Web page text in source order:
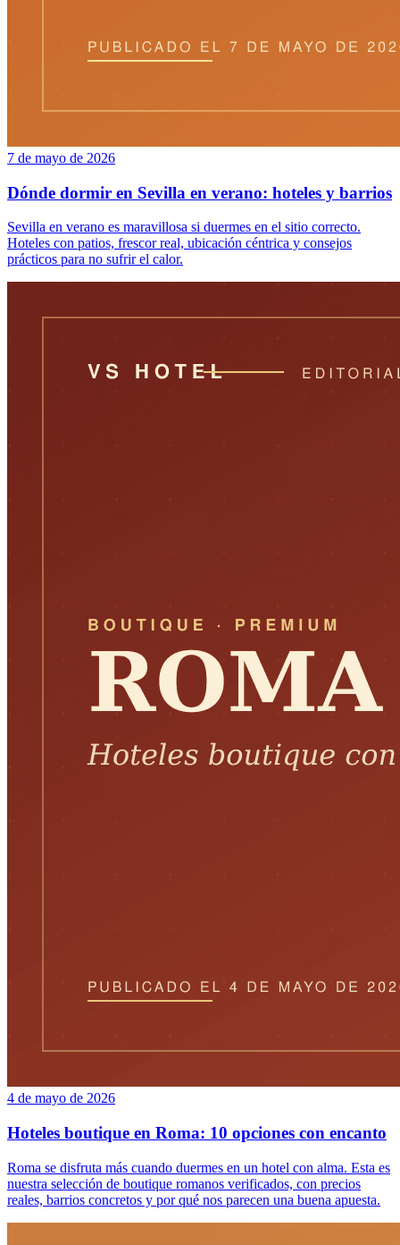
7 de mayo de 2026
Dónde dormir en Sevilla en verano: hoteles y barrios
Sevilla en verano es maravillosa si duermes en el sitio correcto.
Hoteles con patios, frescor real, ubicación céntrica y consejos
prácticos para no sufrir el calor.
4 de mayo de 2026
Hoteles boutique en Roma: 10 opciones con encanto
Roma se disfruta más cuando duermes en un hotel con alma. Esta es
nuestra selección de boutique romanos verificados, con precios
reales, barrios concretos y por qué nos parecen una buena apuesta.